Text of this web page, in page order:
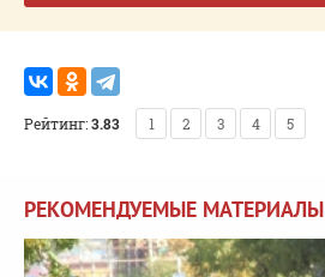
Рейтинг:3.83 1 2 3 4 5
РЕКОМЕНДУЕМЫЕ МАТЕРИАЛЫ